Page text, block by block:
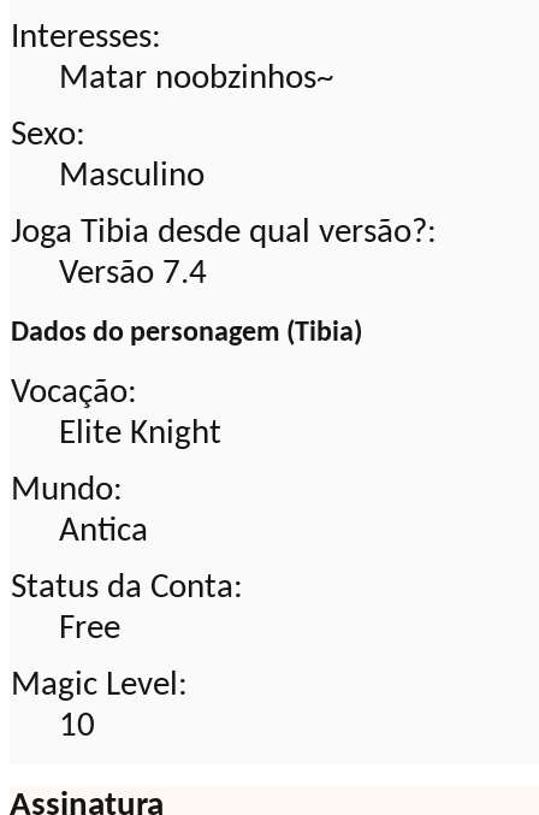
Interesses:
Matar noobzinhos~
Sexo:
Masculino
Joga Tibia desde qual versão?:
Versão 7.4
Dados do personagem (Tibia)
Vocação:
Elite Knight
Mundo:
Antica
Status da Conta:
Free
Magic Level:
10
Assinatura